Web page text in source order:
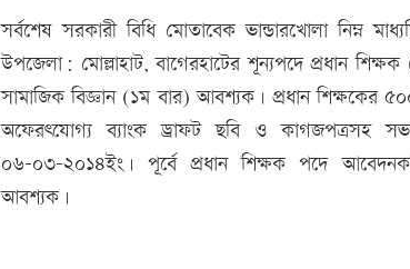
সর্বশেষ সরকারী বিধি মোতাবেক ভান্ডারখোলা নিম্ন
উপজেলা: মোল্লাহাট, বাগেরহাটের শূন্যপদে প্রধান
সামাজিক বিজ্ঞান (১ম বার) আবশ্যক। প্রধান শিক্ষকের
অফেরৎযোগ্য ব্যাংক ড্রাফট ছবি ও কাগজপত্রসহ
০৬-০৩-২০১৪ইং। পূর্বে প্রধান শিক্ষক পদে
আবশ্যক।